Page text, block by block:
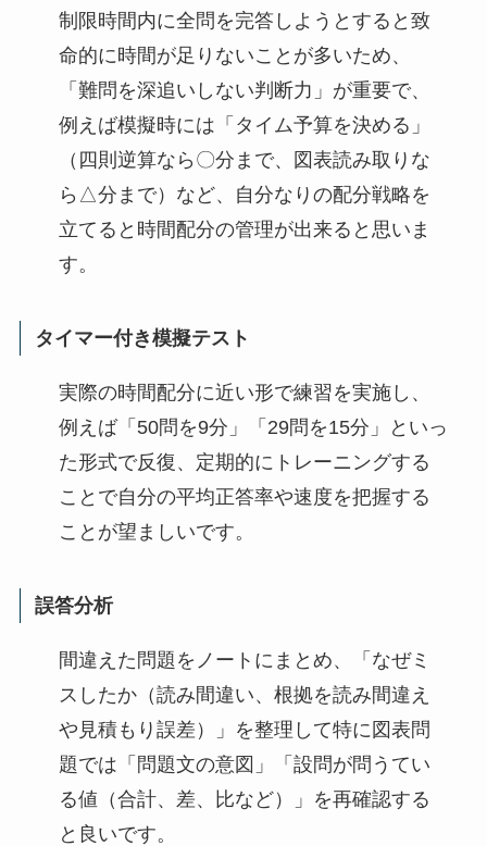
制限時間内に全問を完答しようとすると致
命的に時間が足りないことが多いため、
「難問を深追いしない判断力」が重要で、
例えば模擬時には「タイム予算を決める」
（四則逆算なら〇分まで、図表読み取りな
ら△分まで）など、自分なりの配分戦略を
立てると時間配分の管理が出来ると思いま
す。
タイマー付き模擬テスト
実際の時間配分に近い形で練習を実施し、
例えば「50問を9分」「29問を15分」といっ
た形式で反復、定期的にトレーニングする
ことで自分の平均正答率や速度を把握する
ことが望ましいです。
誤答分析
間違えた問題をノートにまとめ、「なぜミ
スしたか（読み間違い、根拠を読み間違え
や見積もり誤差）」を整理して特に図表問
題では「問題文の意図」「設問が問うてい
る値（合計、差、比など）」を再確認する
と良いです。